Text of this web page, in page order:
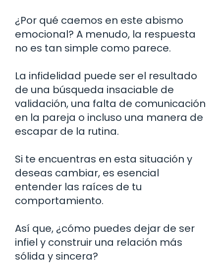
¿Por qué caemos en este abismo
emocional? A menudo, la respuesta
no es tan simple como parece.
La infidelidad puede ser el resultado
de una búsqueda insaciable de
validación, una falta de comunicación
en la pareja o incluso una manera de
escapar de la rutina.
Si te encuentras en esta situación y
deseas cambiar, es esencial
entender las raíces de tu
comportamiento.
Así que, ¿cómo puedes dejar de ser
infiel y construir una relación más
sólida y sincera?